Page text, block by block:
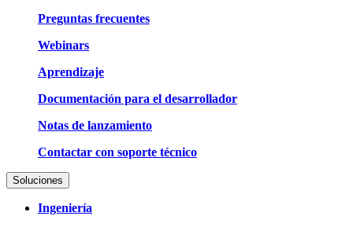
Preguntas frecuentes
Webinars
Aprendizaje
Documentación para el desarrollador
Notas de lanzamiento
Contactar con soporte técnico
Soluciones
Ingeniería